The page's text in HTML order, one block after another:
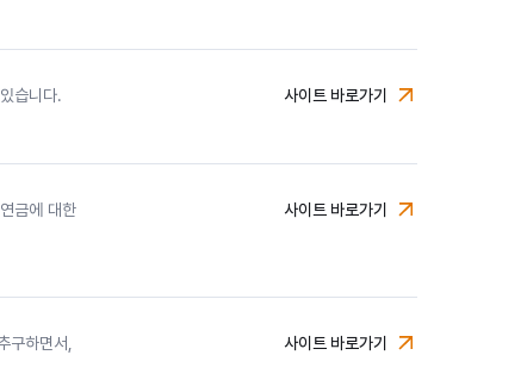
습니다. 사이트 바로가기
금에 대한
사이트 바로가기
하면서,
사이트 바로가기